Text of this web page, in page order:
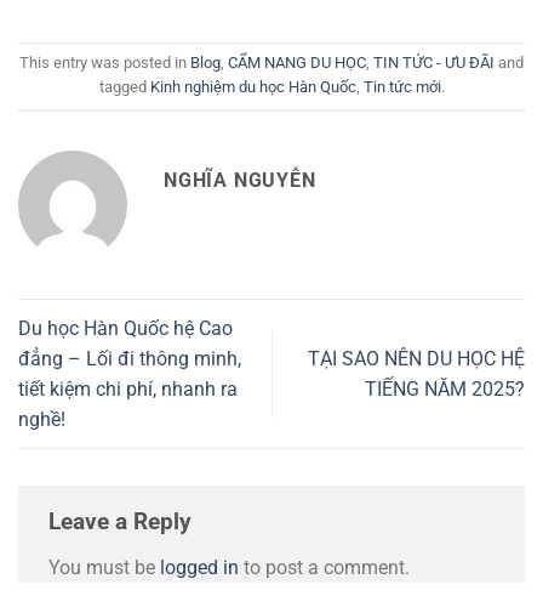
This entry was posted in Blog CẨM NANG DU HỌC TIN TỨC - ƯU ĐÃI and
tagged Kinh nghiệm du học Hàn Quốc, Tin tức mới.
NGHĨA NGUYỄN
Du học Hàn Quốc hệ Cao
đẳng – Lối đi thông minh,
tiết kiệm chi phí, nhanh ra
nghề!
TẠI SAO NÊN DU HỌC HỆ
TIẾNG NĂM 2025?
Leave a Reply
You must be logged in to post a comment.